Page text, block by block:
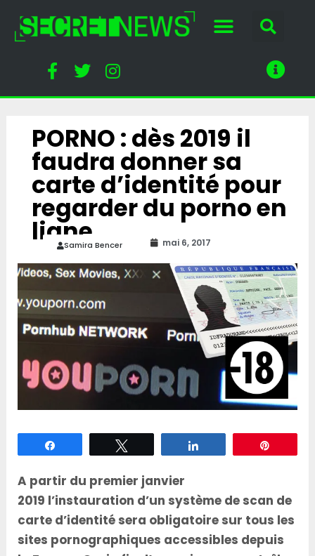
PORNO : dès 2019 il
faudra donner sa
carte d’identité pour
regarder du porno en
ligneSamira Bencer mai 6, 2017
A partir du premier janvier
2019 l’instauration d’un système de scan de
carte d’identité sera obligatoire sur tous les
sites pornographiques accessibles depuis